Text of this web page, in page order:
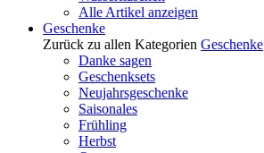
Alle Artikel anzeigen
Geschenke
Zurück zu allen Kategorien Geschenke
Danke sagen
Geschenksets
Neujahrsgeschenke
Saisonales
Frühling
Herbst